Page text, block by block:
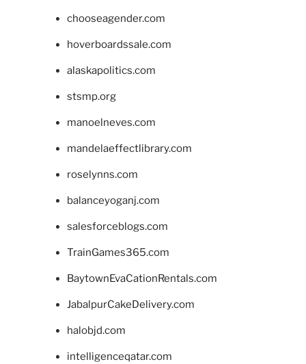
chooseagender.com
hoverboardssale.com
alaskapolitics.com
stsmp.org
manoelneves.com
mandelaeffectlibrary.com
roselynns.com
balanceyoganj.com
salesforceblogs.com
TrainGames365.com
BaytownEvaCationRentals.com
JabalpurCakeDelivery.com
halobjd.com
intelligenceqatar.com